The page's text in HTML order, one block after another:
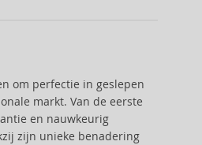
om perfectie in geslepen
markt. Van de eerste
en nauwkeurig
zijn unieke benadering